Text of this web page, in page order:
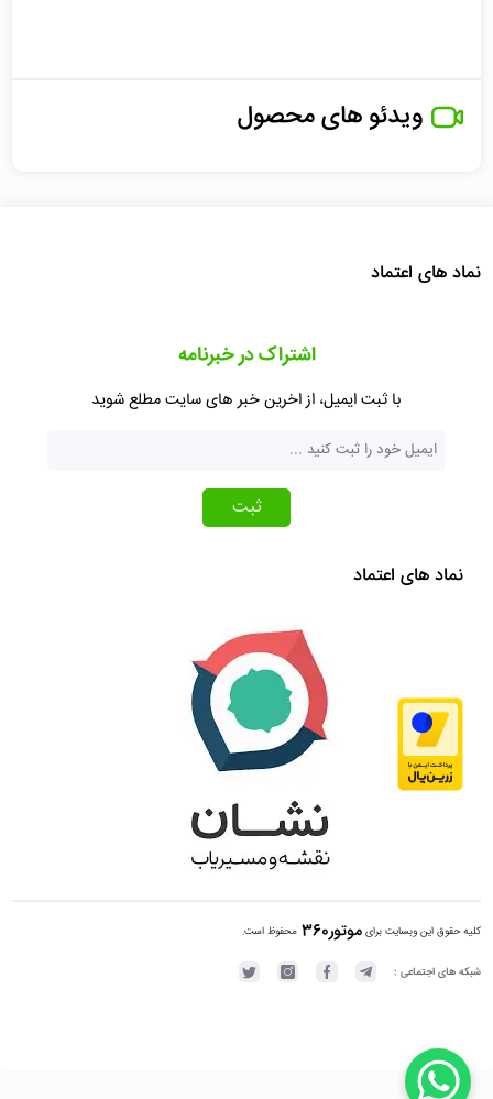
ویدئو های محصول
نماد های اعتماد
اشتراک در خبرنامه
با ثبت ایمیل، از اخرین خبر های سایت مطلع شوید
ثبت
نماد های اعتماد
کلیه حقوق این وبسایت برای موتور360 محفوظ است.
شبکه های اجتماعی :